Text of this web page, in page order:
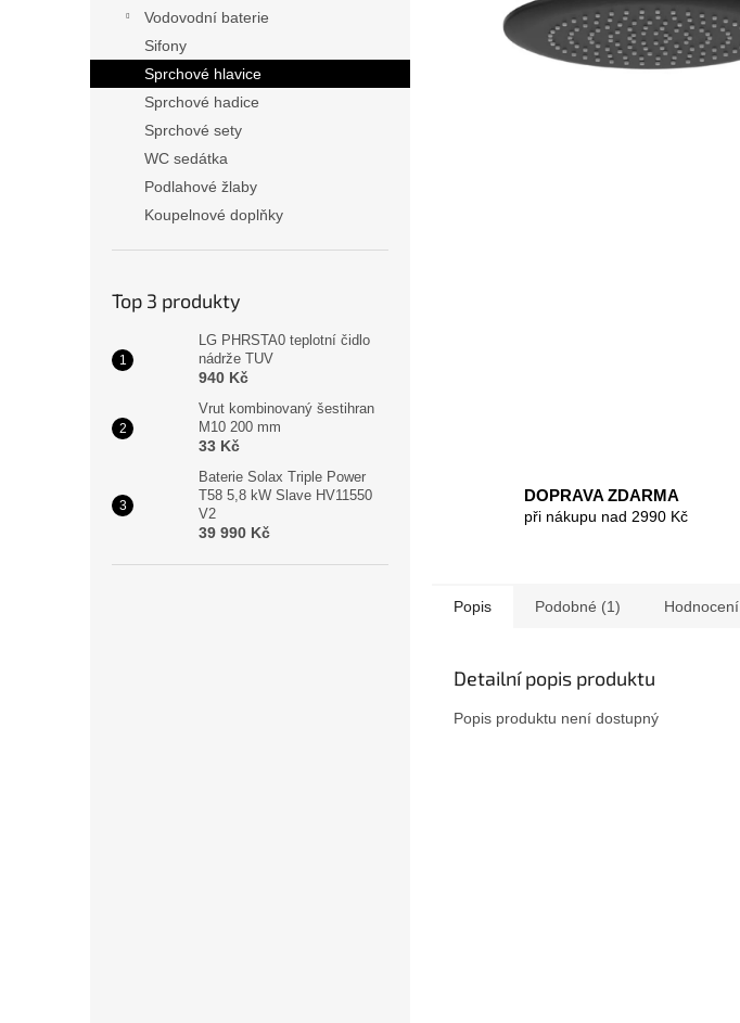
l
Vodovodní baterie
Sifony
Sprchové hlavice
Sprchové hadice
Sprchové sety
WC sedátka
Podlahové žlaby
Koupelnové doplňky
Top 3 produkty
LG PHRSTA0 teplotní čidlo
nádrže TUV
940 Kč
Vrut kombinovaný šestihran
M10 200 mm
33 Kč
Baterie Solax Triple Power
T58 5,8 kW Slave HV11550
V2
39 990 Kč
DOPRAVA ZDARMA
při nákupu nad 2990 Kč
Popis Podobné (1) Hodnocení
Detailní popis produktu
Popis produktu není dostupný